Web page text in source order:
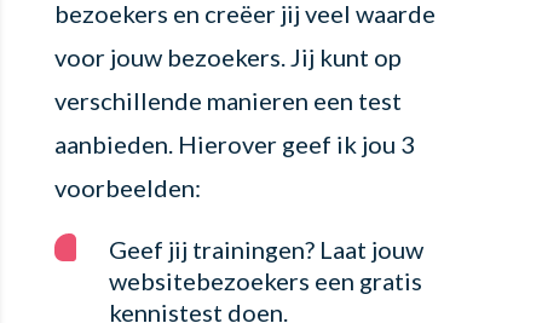
bezoekers en creëer jij veel waarde
voor jouw bezoekers. Jij kunt op
verschillende manieren een test
aanbieden. Hierover geef ik jou 3
voorbeelden:
Geef jij trainingen? Laat jouw
websitebezoekers een gratis
kennistest doen.